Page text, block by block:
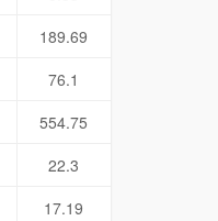
189.69
76.1
554.75
22.3
17.19